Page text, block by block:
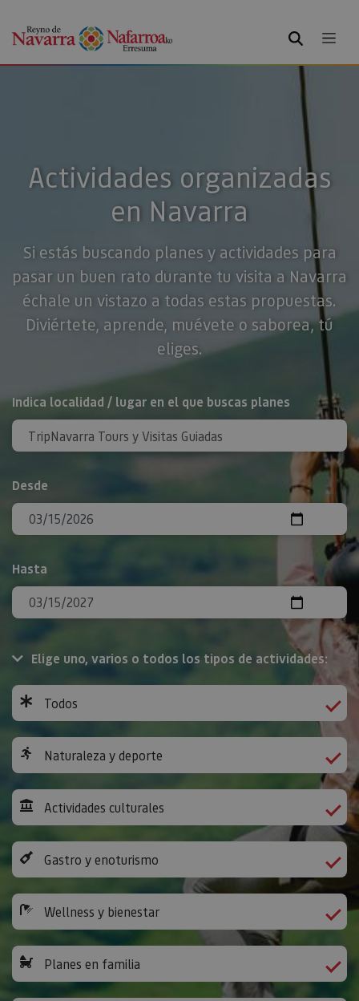
BUSCAR
Actividades organizadas
en Navarra
Si estás buscando planes y actividades para
pasar un buen rato durante tu visita a Navarra
échale un vistazo a todas estas propuestas.
Diviértete, aprende, muévete o saborea, tú
eliges.
BUSCAR
Indica localidad / lugar en el que buscas planes
Desde
Hasta
Elige uno, varios o todos los tipos de actividades:
Todos
Naturaleza y deporte
Actividades culturales
Gastro y enoturismo
Wellness y bienestar
Planes en familia